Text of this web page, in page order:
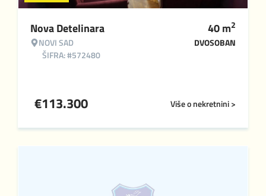
Nova Detelinara
NOVI SAD
ŠIFRA: #572480
40m2
DVOSOBAN
Više o nekretnini >
€113.300